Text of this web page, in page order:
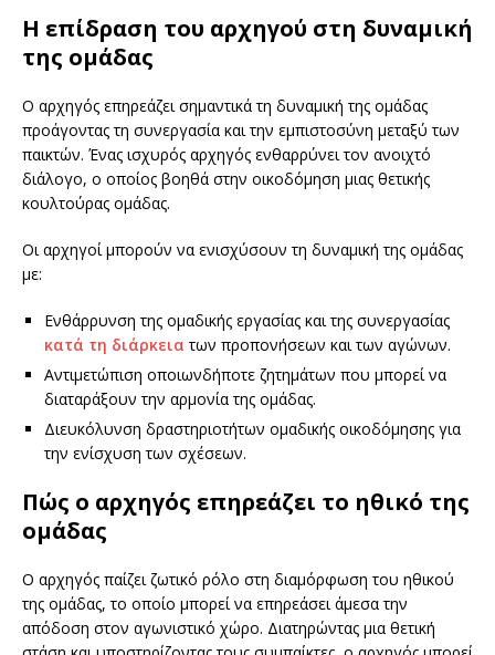
Η επίδραση του αρχηγού στη δυναμική
της ομάδας
Ο αρχηγός επηρεάζει σημαντικά τη δυναμική της ομάδας
προάγοντας τη συνεργασία και την εμπιστοσύνη μεταξύ των
παικτών. Ένας ισχυρός αρχηγός ενθαρρύνει τον ανοιχτό
διάλογο, ο οποίος βοηθά στην οικοδόμηση μιας θετικής
κουλτούρας ομάδας.
Οι αρχηγοί μπορούν να ενισχύσουν τη δυναμική της ομάδας
με:
Ενθάρρυνση της ομαδικής εργασίας και της συνεργασίας
κατά τη διάρκεια των προπονήσεων και των αγώνων.
Αντιμετώπιση οποιωνδήποτε ζητημάτων που μπορεί να
διαταράξουν την αρμονία της ομάδας.
Διευκόλυνση δραστηριοτήτων ομαδικής οικοδόμησης για
την ενίσχυση των σχέσεων.
Πώς ο αρχηγός επηρεάζει το ηθικό της
ομάδας
Ο αρχηγός παίζει ζωτικό ρόλο στη διαμόρφωση του ηθικού
της ομάδας, το οποίο μπορεί να επηρεάσει άμεσα την
απόδοση στον αγωνιστικό χώρο. Διατηρώντας μια θετική